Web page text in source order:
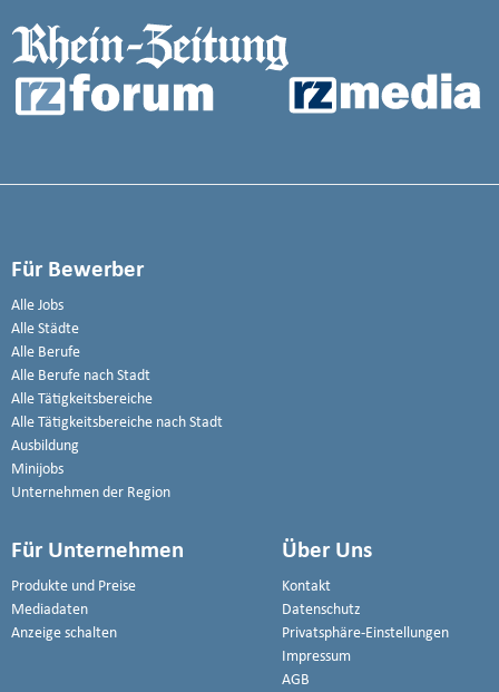
Für Bewerber
Alle Jobs
Alle Städte
Alle Berufe
Alle Berufe nach Stadt
Alle Tätigkeitsbereiche
Alle Tätigkeitsbereiche nach Stadt
Ausbildung
Minijobs
Unternehmen der Region
Für Unternehmen
Produkte und Preise
Mediadaten
Anzeige schalten
Über Uns
Kontakt
Datenschutz
Privatsphäre-Einstellungen
Impressum
AGB